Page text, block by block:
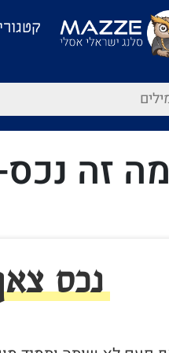
מה זה
נכס